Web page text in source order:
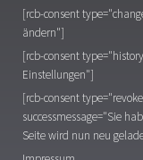
[rcb-consent
ändern"]
[rcb-consent
Einstellungen"]
[rcb-consent
successmessage="Sie
Seite wird nun neu